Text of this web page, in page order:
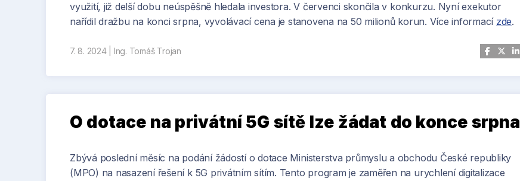
využití, již delší dobu neúspěšně hledala investora. V červenci skončila v konkurzu. Nyní exekutor
nařídil dražbu na konci srpna, vyvolávací cena je stanovena na 50 milionů korun. Více informací zde.
7. 8. 2024| Ing. Tomáš Trojan
O dotace na privátní 5G sítě lze žádat do konce srpna
Zbývá poslední měsíc na podání žádostí o dotace Ministerstva průmyslu a obchodu České republiky
(MPO) na nasazení řešení k 5G privátním sítím. Tento program je zaměřen na urychlení digitalizace